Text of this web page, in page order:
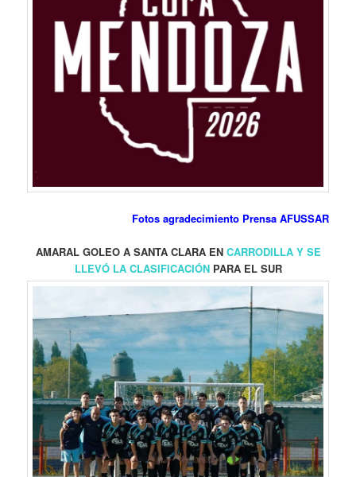
Fotos agradecimiento Prensa AFUSSAR
AMARAL GOLEO A SANTA CLARA EN CARRODILLA Y SE
LLEVÓ LA CLASIFICACIÓNPARA EL SUR